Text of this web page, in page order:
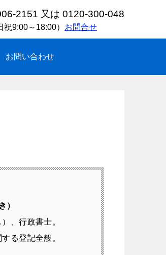
2151 又は 0120-300-048
祝9:00～18:00） お問合せ
お問い合わせ
）
、行政書士。
る登記全般。